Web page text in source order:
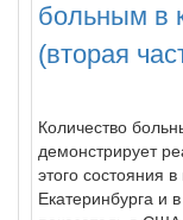
больным в
(вторая
Количество боль
демонстрирует
этого состояния
Екатеринбурга и